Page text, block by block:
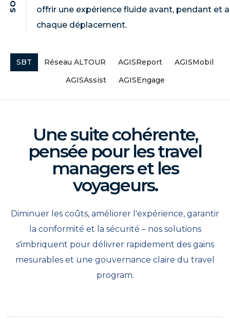
S
O
offrir une expérience fluide avant, pendant et
chaque déplacement.
SBT Réseau ALTOUR AGISReport
AGISMobil
AGISAssist
AGISEngage
Une suite cohérente,
pensée pour les travel
managers et les
voyageurs.
Diminuer les coûts, améliorer l'expérience, garantir
la conformité et la sécurité – nos solutions
s'imbriquent pour délivrer rapidement des gains
mesurables et une gouvernance claire du travel
program.